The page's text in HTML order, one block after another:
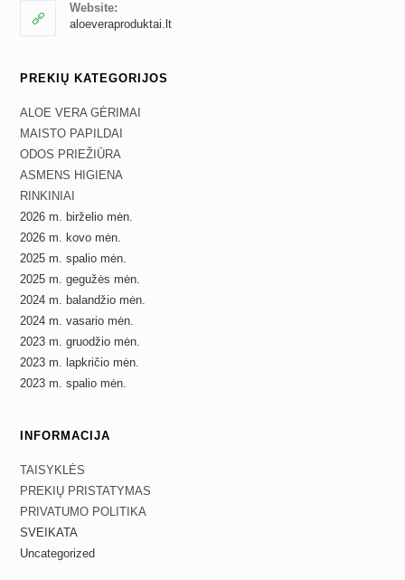
Website:
aloeveraproduktai.lt
PREKIŲ KATEGORIJOS
ALOE VERA GĖRIMAI
MAISTO PAPILDAI
ODOS PRIEŽIŪRA
ASMENS HIGIENA
RINKINIAI
2026 m. birželio mėn.
2026 m. kovo mėn.
2025 m. spalio mėn.
2025 m. gegužės mėn.
2024 m. balandžio mėn.
2024 m. vasario mėn.
2023 m. gruodžio mėn.
2023 m. lapkričio mėn.
2023 m. spalio mėn.
INFORMACIJA
TAISYKLĖS
PREKIŲ PRISTATYMAS
PRIVATUMO POLITIKA
SVEIKATA
Uncategorized